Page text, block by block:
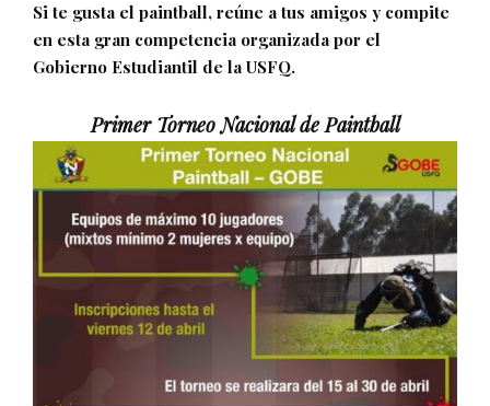
Si te gusta el paintball, reúne a tus amigos y compite
en esta gran competencia organizada por el
Gobierno Estudiantil de la USFQ.
Primer Torneo Nacional de Paintball